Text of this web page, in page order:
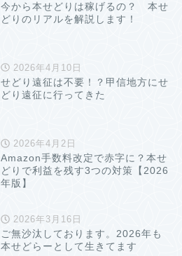
今から本せどりは稼げるの？ 本せ
どりのリアルを解説します！
2026年4月10日
せどり遠征は不要！？甲信地方にせ
どり遠征に行ってきた
2026年4月2日
Amazon手数料改定で赤字に？本せ
どりで利益を残す3つの対策【2026
年版】
2026年3月16日
ご無沙汰しております。2026年も
本せどらーとして生きてます